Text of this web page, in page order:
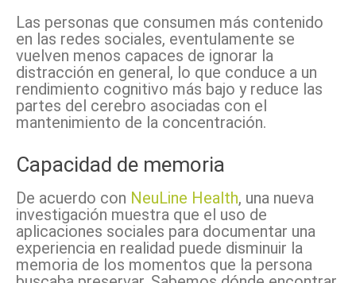
Las personas que consumen más contenido
en las redes sociales, eventulamente se
vuelven menos capaces de ignorar la
distracción en general, lo que conduce a un
rendimiento cognitivo más bajo y reduce las
partes del cerebro asociadas con el
mantenimiento de la concentración.
Capacidad de memoria
De acuerdo con NeuLine Health, una nueva
investigación muestra que el uso de
aplicaciones sociales para documentar una
experiencia en realidad puede disminuir la
memoria de los momentos que la persona